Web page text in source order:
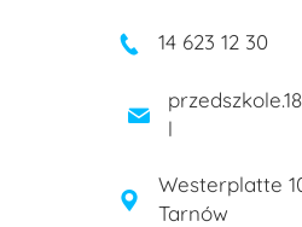
14 623 12 30
l
Westerplatte
Tarnów